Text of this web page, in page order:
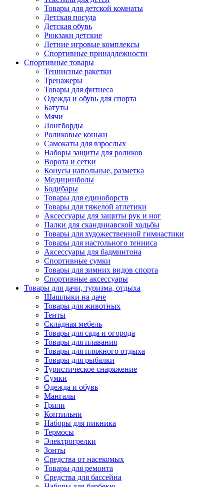
Товары для детской комнаты
Детская посуда
Детская обувь
Рюкзаки детские
Летние игровые комплексы
Спортивные принадлежности
Спортивные товары
Теннисные ракетки
Тренажеры
Товары для фитнеса
Одежда и обувь для спорта
Батуты
Мячи
Лонгборды
Роликовые коньки
Самокаты для взрослых
Наборы защиты для роликов
Ворота и сетки
Конусы напольные, разметка
Медицинболы
Бодибары
Товары для единоборств
Товары для тяжелой атлетики
Аксессуары для защиты рук и ног
Палки для скандинавской ходьбы
Товары для художественной гимнастики
Товары для настольного тенниса
Аксессуары для бадминтона
Спортивные сумки
Товары для зимних видов спорта
Спортивные аксессуары
Товары для дачи, туризма, отдыха
Шашлыки на даче
Товары для животных
Тенты
Складная мебель
Товары для сада и огорода
Товары для плавания
Товары для пляжного отдыха
Товары для рыбалки
Туристическое снаряжение
Сумки
Одежда и обувь
Мангалы
Грили
Коптильни
Наборы для пикника
Термосы
Электрогрелки
Зонты
Средства от насекомых
Товары для ремонта
Средства для бассейна